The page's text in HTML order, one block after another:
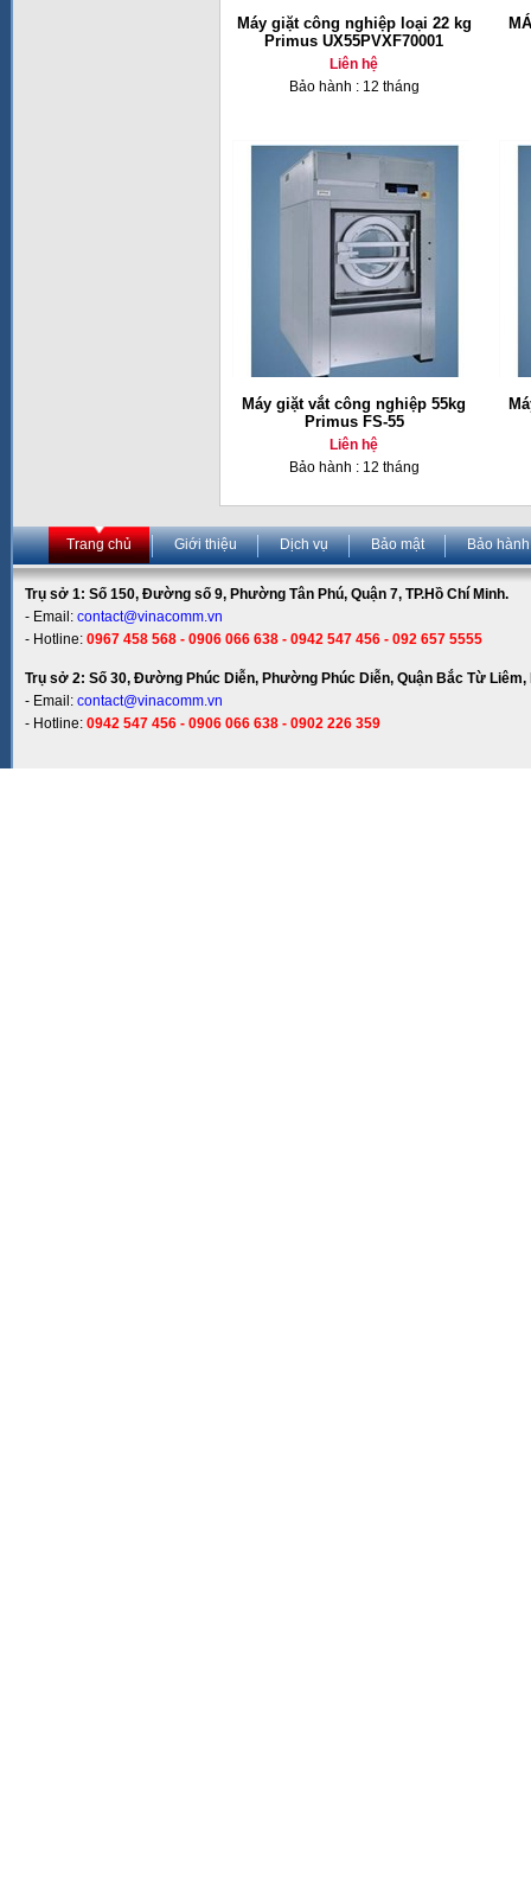
Máy giặt công nghiệp loại 22 kg
Primus UX55PVXF70001
Liên hệ
Bảo hành : 12 tháng
Máy giặt vắt công nghiệp 55kg
Primus FS-55
Liên hệ
Bảo hành : 12 tháng
Trang chủ Giới thiệu Dịch vụ Bảo mật Bảo hành
Trụ sở 1: Số 150, Đường số 9, Phường Tân Phú, Quận 7, TP.Hồ Chí Minh.
- Email: contact@vinacomm.vn
- Hotline: 0967 458 568 - 0906 066 638 - 0942 547 456 - 092 657 5555
Trụ sở 2: Số 30, Đường Phúc Diễn, Phường Phúc Diễn, Quận Bắc Từ Liêm,
- Email: contact@vinacomm.vn
- Hotline: 0942 547 456 - 0906 066 638 - 0902 226 359